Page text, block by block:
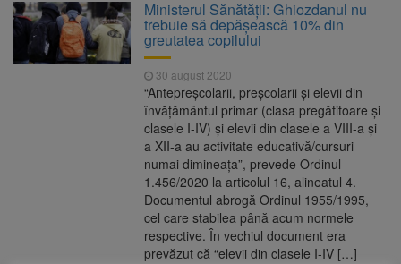
Ministerul Sănătății: Ghiozdanul nu
trebuie să depășească 10% din
greutatea copilului
30 august 2020
“Antepreșcolarii, preșcolarii și elevii din
învățământul primar (clasa pregătitoare și
clasele I-IV) și elevii din clasele a VIII-a și
a XII-a au activitate educativă/cursuri
numai dimineața”, prevede Ordinul
1.456/2020 la articolul 16, alineatul 4.
Documentul abrogă Ordinul 1955/1995,
cel care stabilea până acum normele
respective. În vechiul document era
prevăzut că “elevii din clasele I-IV […]